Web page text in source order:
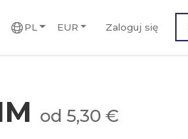
PL EUR Zaloguj się
od 5,30 €